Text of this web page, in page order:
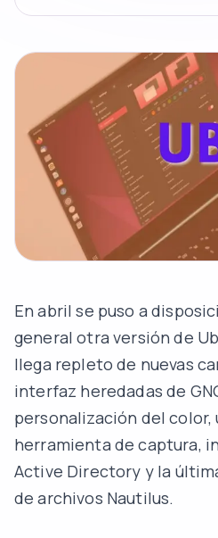
En abril se puso a
general otra versión de
llega repleto de nuevas
interfaz heredadas de
personalización del color,
herramienta de captura,
Active Directory y la
de archivos Nautilus.